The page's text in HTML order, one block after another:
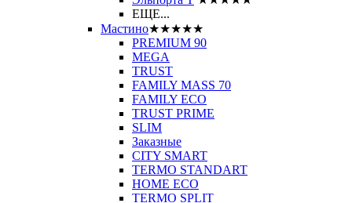
ЕЩЕ...
Мастино★★★★★
PREMIUM 90
MEGA
TRUST
FAMILY MASS 70
FAMILY ECO
TRUST PRIME
SLIM
Заказные
CITY SMART
TERMO STANDART
HOME ECO
ТЕRМО SPLIT